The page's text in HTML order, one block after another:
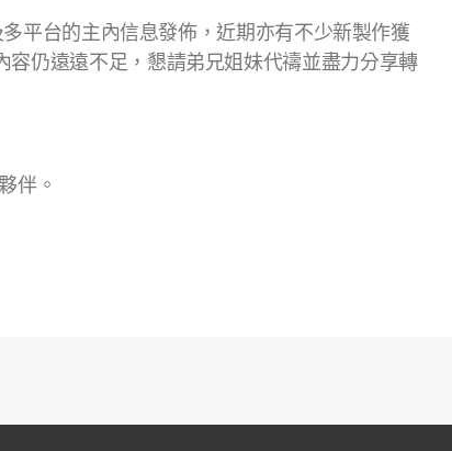
平台的主內信息發佈，近期亦有不少新製作獲
仍遠遠不足，懇請弟兄姐妹代禱並盡力分享轉
伴。